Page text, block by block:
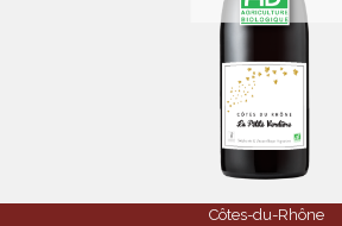
Côtes-du-Rhône